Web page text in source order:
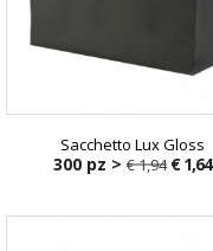
Sacchetto Lux Gloss
300 pz > € 1,94 € 1,64